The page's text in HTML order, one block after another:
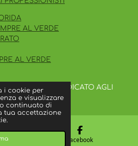
i cookie per
e visualizzare
continuato di
tua accettazione
AL VERDE
AL VERDE
IL BLOG DEDICATO AGLI
ERBOSO
Facebook